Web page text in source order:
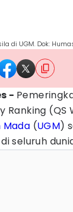
di UGM. Dok:
-
Ranking
Mada (UGM)
seluruh